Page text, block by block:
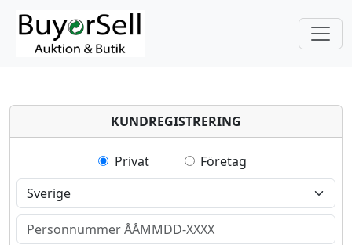
KUNDREGISTRERING
Privat Företag